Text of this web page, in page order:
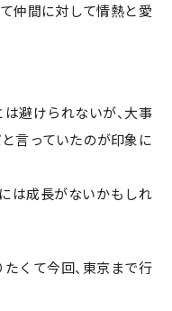
仲間に対して情熱と愛
避けられないが、大事
言っていたのが印象に
は成長がないかもしれ
くて今回、東京まで行